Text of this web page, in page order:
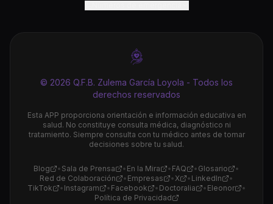
© 2026 Q.F.B. Zulema García Loyola - Todos los
derechos reservados
Esta APP proporciona orientación e información educativa en
salud. No constituye consulta médica, diagnóstico ni
tratamiento. Siempre consulta con tu médico antes de tomar
decisiones sobre tu salud.
Blog • Sala de Prensa • En la Mira • FAQ • Glosario
•
Red de Colaboración
• Empresas •X • LinkedIn
•
TikTok
• Instagram • Facebook • Doctoralia • Eleonor
•
Política de Privacidad